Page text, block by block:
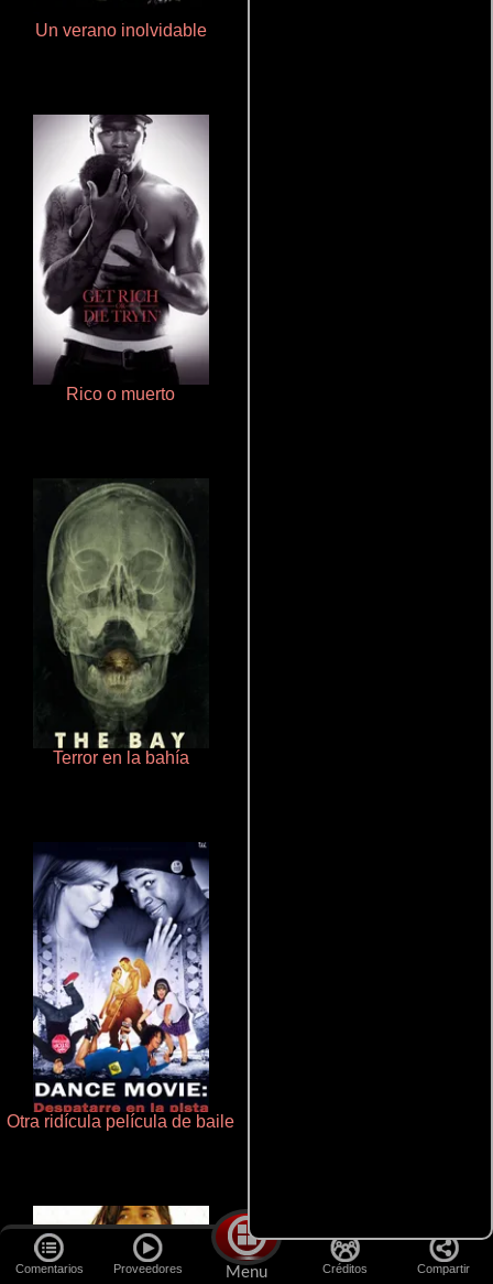
Comentarios Proveedores Menu Créditos Compartir
Un verano inolvidable
Rico o muerto
Terror en la bahía
Otra ridícula película de baile